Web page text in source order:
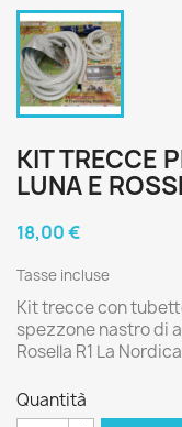
KIT TRECCE
LUNA E
18,00 €
Tasse incluse
Kit trecce con
spezzone nastro di
Rosella R1 La
Quantità